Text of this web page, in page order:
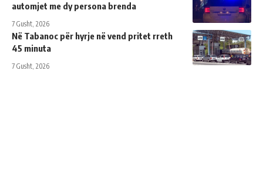
automjet me dy persona brenda
7 Gusht, 2026
Në Tabanoc për hyrje në vend pritet rreth
45 minuta
7 Gusht, 2026